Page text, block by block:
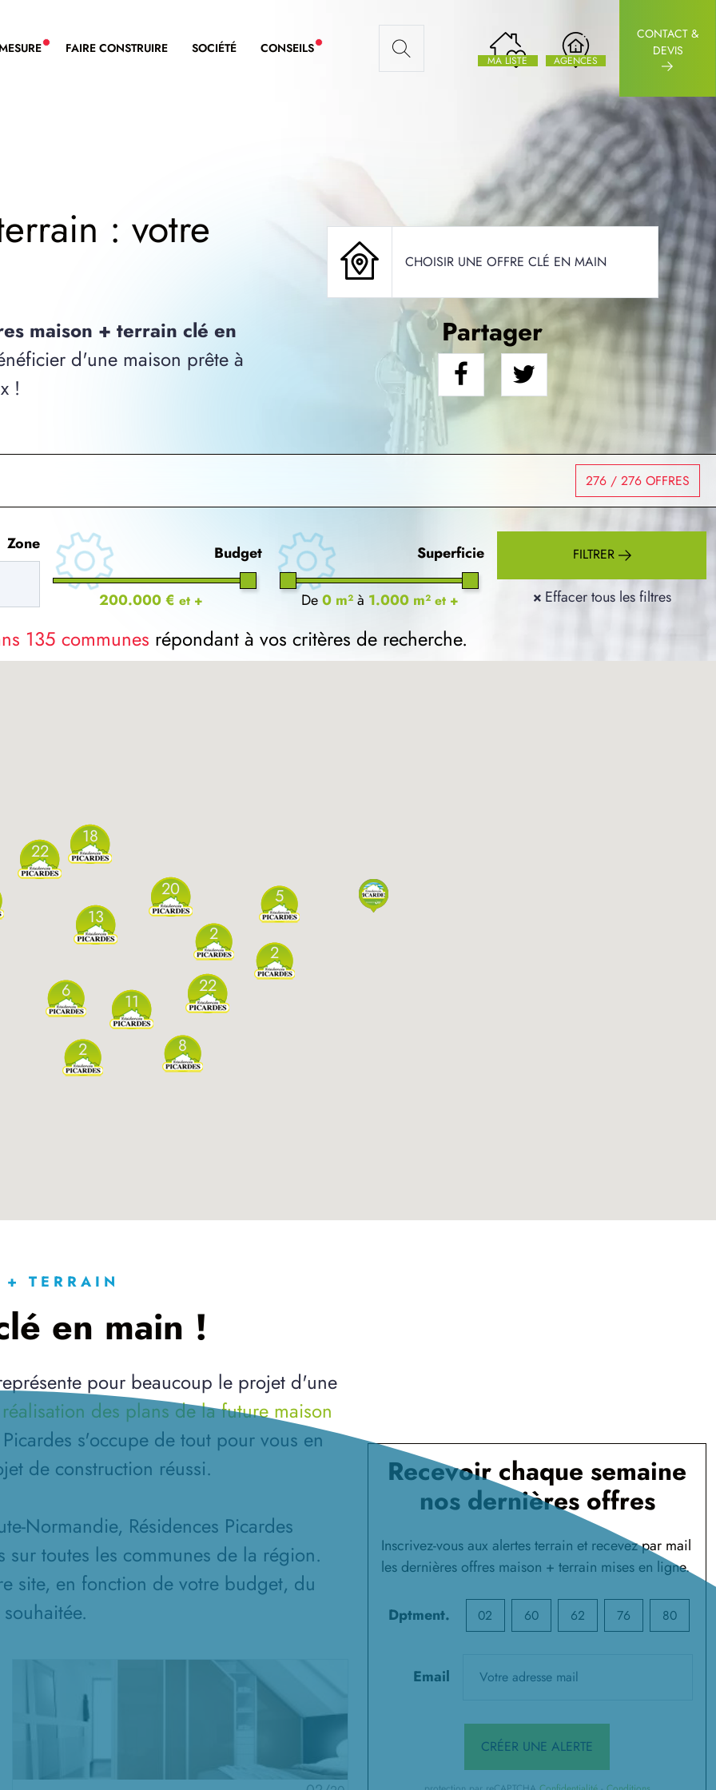
NOUVEAU SERVICE BDL EXTENSION
FAIRE CONSTRUIRE SOCIÉTÉ CONSEILS NOUVEAUX ARTICLES
MA LISTE AGENCES
CONTACT &
DEVIS
: votre
maison + terrain clé en
d'une maison prête à
!
CHOISIR UNE OFFRE CLÉ EN MAIN
Partager
276 / 276 OFFRES
Zone Budget
200.000 € et +
Superficie
De0 m²à 1.000 m² et +
FILTRER
× Effacer tous les filtres
135 communes répondant à vos critères de recherche.
22
6 11
18
20
13
2
22
8
2
5
2
TERRAIN
en main !
pour beaucoup le projet d'une
réalisation des plans de la future maison
s'occupe de tout pour vous en
de construction réussi.
Normandie, Résidences Picardes
sur toutes les communes de la région.
site, en fonction de votre budget, du
Recevoir chaque semaine
nos dernières offres
Inscrivez-vous aux alertes terrain et recevez par mail
les dernières offres maison + terrain mises en ligne.
Dptment. 02 60 62 76 80
Email
CRÉER UNE ALERTE